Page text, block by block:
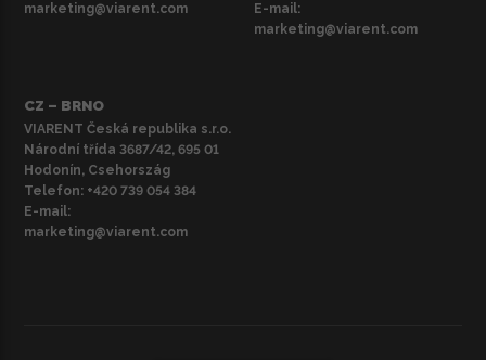
marketing@viarent.com
E-mail:
marketing@viarent.com
CZ – BRNO
VIARENT Česká republika s.r.o.
Národní třída 3687/42, 695 01
Hodonín, Csehország
Telefon: +420 739 054 384
E-mail:
marketing@viarent.com